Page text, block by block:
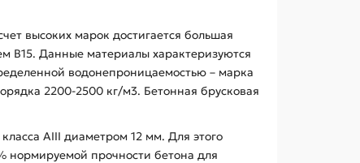
высоких марок достигается большая
В15. Данные материалы характеризуются
водонепроницаемостью – марка
2200-2500 кг/м3. Бетонная брусковая
АIII диаметром 12 мм. Для этого
нормируемой прочности бетона для